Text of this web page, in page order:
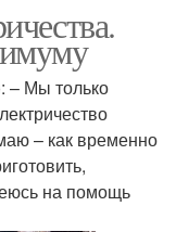
– Мы только
– как временно
на помощь